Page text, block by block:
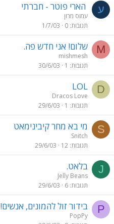
ע הארי פוטר - חברתי
עמוס מרון
תגובות 0
1/7/03
M שלום! אני חדש פה.
mishmesh
תגובות 1
30/6/03
D
LOL
Dracos Love
תגובות 1
29/6/03
S מי בא מחר קיבינימאט
Snitch
תגובות 12
29/6/03
J בלאט.
Jelly Beans
תגובות 6
29/6/03
P בידור זול להמונים, אנשים!
PopPy